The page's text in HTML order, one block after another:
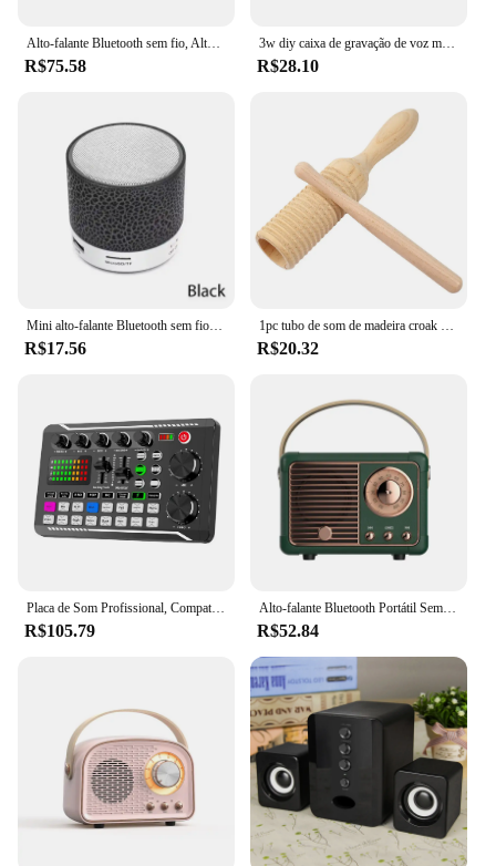
Alto-falante Bluetooth sem fio, Alto-falantes portáteis ao ar livre, Subwoofer à prova d'água, Som estéreo 3D, Chamada mãos livres, Caixa poderosa, TG116c, TWS
R$75.58
3w diy caixa de gravação de voz módulo caixa de mensagem som claro para animais de pelúcia/presente/caixa de gravação de voz diy caixa de mensagem de voz
R$28.10
Mini alto-falante Bluetooth sem fio, LED colorido, Cartão TF, Subwoofer USB, Portátil, MP3, Coluna de som de música para PC, telefone
R$17.56
1pc tubo de som de madeira croak sapo barril pequeno anel de rosca única cilindro de percussão instrumento musical
R$20.32
Placa de Som Profissional, Compatível com Bluetooth, Gravação de Estúdio, Telefone, PC, Consola de Mistura de Áudio, Amplificador
R$105.79
Alto-falante Bluetooth Portátil Sem Fio, Caixa De Música De Som, Blutooth Handfree, Mini Subwoofer, Bocina, Mão Livre, Caixa De Som
R$52.84